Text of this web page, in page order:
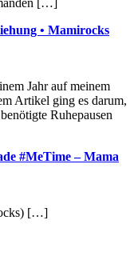
• Mamirocks
Jahr auf meinem
Artikel ging es darum,
Ruhepausen
#MeTime – Mama
[…]